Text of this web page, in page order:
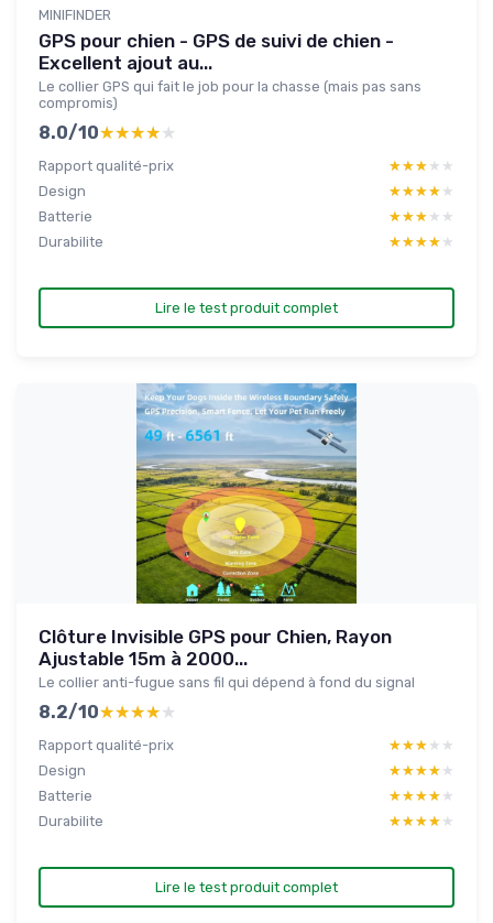
MINIFINDER
GPS pour chien - GPS de suivi de chien -
Excellent ajout au...
Le collier GPS qui fait le job pour la chasse (mais pas sans
compromis)
8.0/10★★★★★
★★★★★
Rapport qualité-prix ★★★★★
★★★★★
Design
★★★★★
★★★★★
Batterie
★★★★★
★★★★★
Durabilite
★★★★★
★★★★★
Lire le test produit complet
Clôture Invisible GPS pour Chien, Rayon
Ajustable 15m à 2000...
Le collier anti-fugue sans fil qui dépend à fond du signal
8.2/10★★★★★
★★★★★
Rapport qualité-prix ★★★★★
★★★★★
Design
★★★★★
★★★★★
Batterie
★★★★★
★★★★★
Durabilite
★★★★★
★★★★★
Lire le test produit complet